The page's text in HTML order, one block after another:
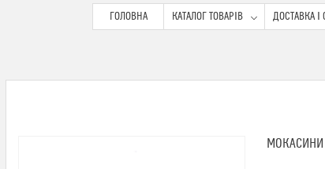
ГОЛОВНА КАТАЛОГ ТОВАРІВ ДОСТАВКА І
МОКАСИНИ